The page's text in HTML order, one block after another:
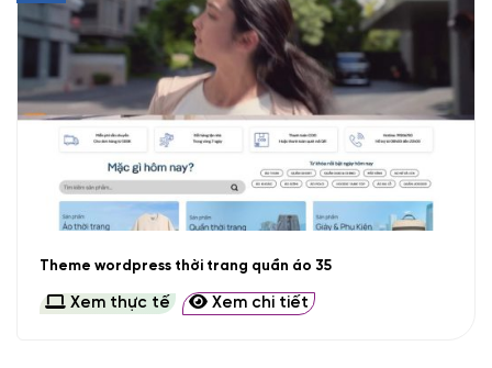
Theme wordpress thời trang quần áo 35
Xem thực tế Xem chi tiết